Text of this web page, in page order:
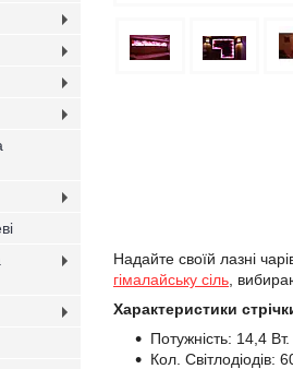
Надайте своїй лазні
гімалайську сіль ,
Характеристики
Потужність: 14,4
Кол. Світлодіодів: